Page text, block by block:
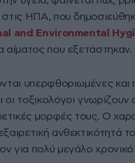
ΗΠΑ, που
and Environmental
αίματος που εξετάστηκαν.
υπερφθοριωμένες
τοξικολόγοι γνωρίζουν
μορφές τους. Ο
ανθεκτικότητά
για πολύ μεγάλο χρονικό